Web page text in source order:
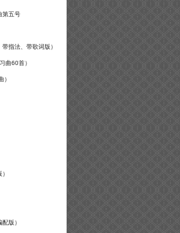
第五号
指法、带歌词版）
曲60首）
）
版）